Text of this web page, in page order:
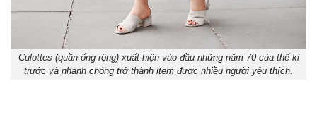
Culottes (quần ống rộng) xuất hiện vào đầu những năm 70 của thế kỉ
trước và nhanh chóng trở thành item được nhiều người yêu thích.